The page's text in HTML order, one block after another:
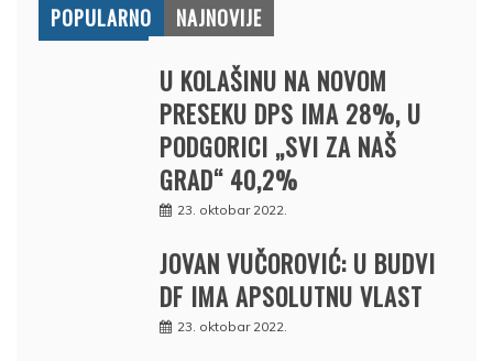
POPULARNO NAJNOVIJE
U KOLAŠINU NA NOVOM
PRESEKU DPS IMA 28%, U
PODGORICI „SVI ZA NAŠ
GRAD“ 40,2%
23. oktobar 2022.
JOVAN VUČOROVIĆ: U BUDVI
DF IMA APSOLUTNU VLAST
23. oktobar 2022.